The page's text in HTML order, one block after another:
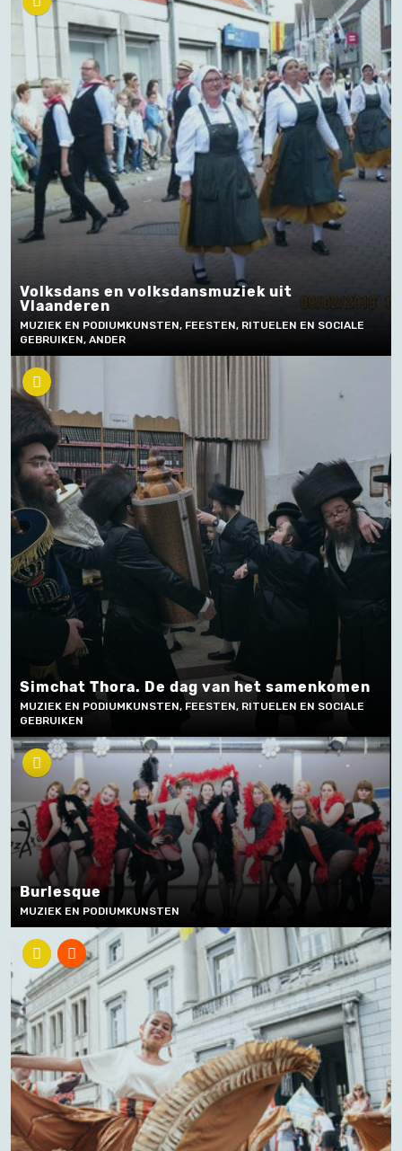
Volksdans en volksdansmuziek uit
Vlaanderen
MUZIEK EN PODIUMKUNSTEN, FEESTEN, RITUELEN EN SOCIALE
GEBRUIKEN, ANDER
Simchat Thora. De dag van het samenkomen
MUZIEK EN PODIUMKUNSTEN, FEESTEN, RITUELEN EN SOCIALE
GEBRUIKEN
Burlesque
MUZIEK EN PODIUMKUNSTEN